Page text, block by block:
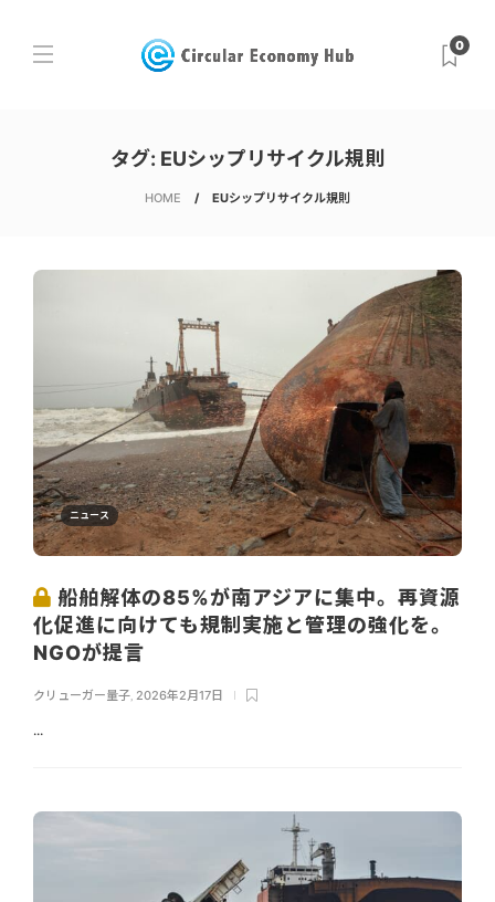
0
タグ: EUシップリサイクル規則
HOME EUシップリサイクル規則
ニュース
船舶解体の85%が南アジアに集中。再資源
化促進に向けても規制実施と管理の強化を。
NGOが提言
クリューガー量子 2026年2月17日
...